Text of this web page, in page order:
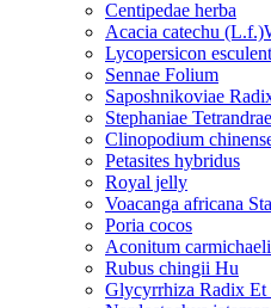
Centipedae herba
Acacia catechu
Lycopersicon
Sennae Folium
Saposhnikoviae
Stephaniae
Clinopodium
Petasites hybridus
Royal jelly
Voacanga africana
Poria cocos
Aconitum
Rubus chingii Hu
Glycyrrhiza Radix Et